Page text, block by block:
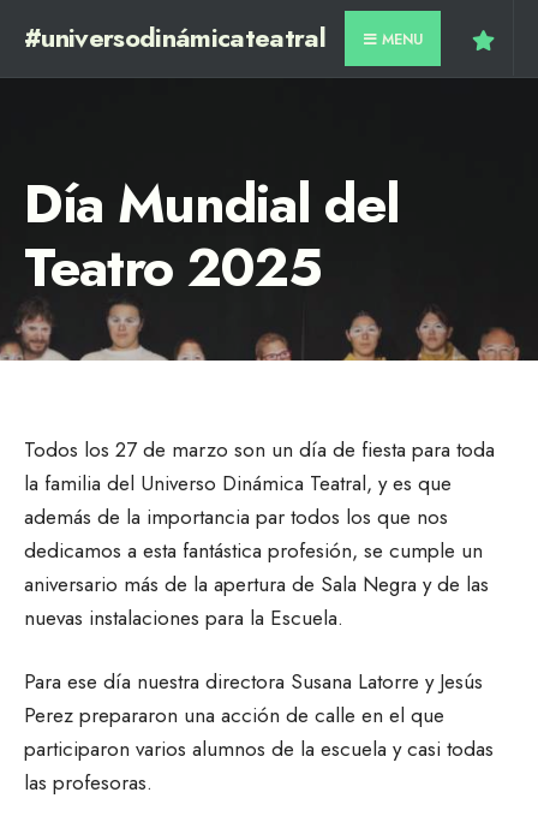
#universodinámicateatral MENU
Día Mundial del
Teatro 2025
Todos los 27 de marzo son un día de fiesta para toda
la familia del Universo Dinámica Teatral, y es que
además de la importancia par todos los que nos
dedicamos a esta fantástica profesión, se cumple un
aniversario más de la apertura de Sala Negra y de las
nuevas instalaciones para la Escuela.
Para ese día nuestra directora Susana Latorre y Jesús
Perez prepararon una acción de calle en el que
participaron varios alumnos de la escuela y casi todas
las profesoras.